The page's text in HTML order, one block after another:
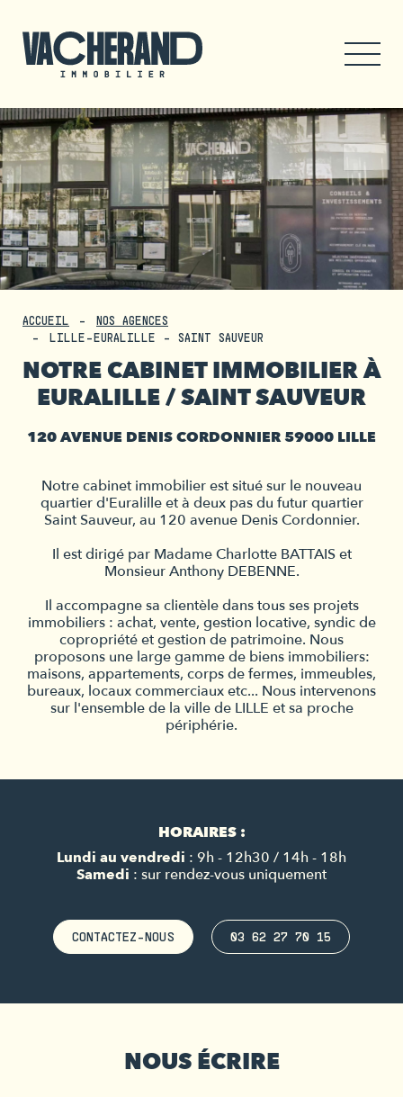
ACCUEIL
NOS AGENCES
LILLE-EURALILLE - SAINT SAUVEUR
NOTRE CABINET IMMOBILIER À
EURALILLE / SAINT SAUVEUR
120 AVENUE DENIS CORDONNIER 59000 LILLE
Notre cabinet immobilier est situé sur le nouveau
quartier d'Euralille et à deux pas du futur quartier
Saint Sauveur, au 120 avenue Denis Cordonnier.
Il est dirigé par Madame Charlotte BATTAIS et
Monsieur Anthony DEBENNE.
Il accompagne sa clientèle dans tous ses projets
immobiliers : achat, vente, gestion locative, syndic de
copropriété et gestion de patrimoine. Nous
proposons une large gamme de biens immobiliers:
maisons, appartements, corps de fermes, immeubles,
bureaux, locaux commerciaux etc... Nous intervenons
sur l'ensemble de la ville de LILLE et sa proche
périphérie.
HORAIRES :
Lundi au vendredi : 9h - 12h30 / 14h - 18h
Samedi : sur rendez-vous uniquement
CONTACTEZ-NOUS 03 62 27 70 15
NOUS ÉCRIRE